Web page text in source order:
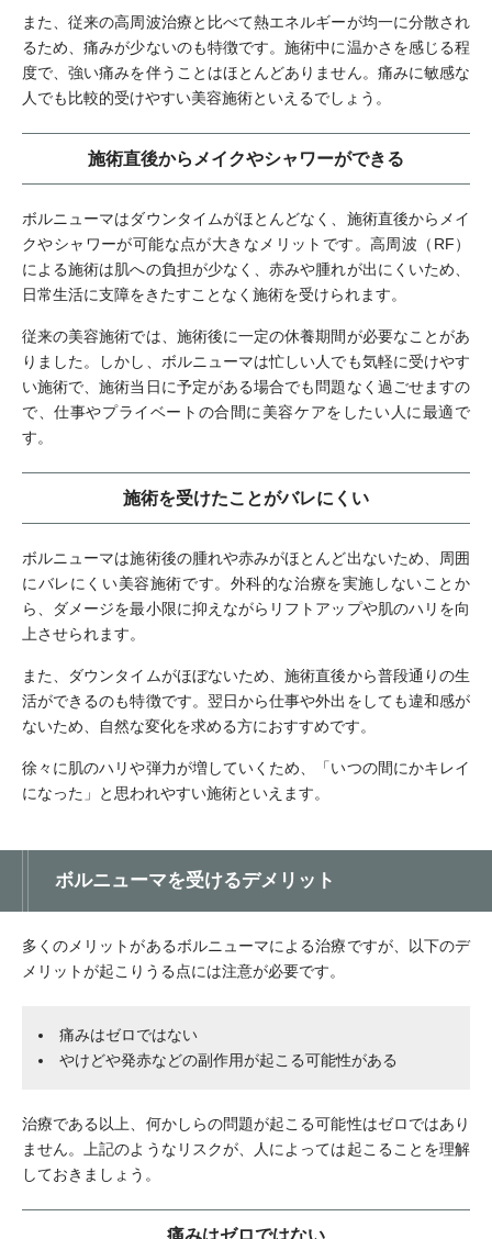
また、従来の高周波治療と比べて熱エネルギーが均一に分散され
るため、痛みが少ないのも特徴です。施術中に温かさを感じる程
度で、強い痛みを伴うことはほとんどありません。痛みに敏感な
人でも比較的受けやすい美容施術といえるでしょう。
施術直後からメイクやシャワーができる
ボルニューマはダウンタイムがほとんどなく、施術直後からメイ
クやシャワーが可能な点が大きなメリットです。高周波（RF）
による施術は肌への負担が少なく、赤みや腫れが出にくいため、
日常生活に支障をきたすことなく施術を受けられます。
従来の美容施術では、施術後に一定の休養期間が必要なことがあ
りました。しかし、ボルニューマは忙しい人でも気軽に受けやす
い施術で、施術当日に予定がある場合でも問題なく過ごせますの
で、仕事やプライベートの合間に美容ケアをしたい人に最適で
す。
施術を受けたことがバレにくい
ボルニューマは施術後の腫れや赤みがほとんど出ないため、周囲
にバレにくい美容施術です。外科的な治療を実施しないことか
ら、ダメージを最小限に抑えながらリフトアップや肌のハリを向
上させられます。
また、ダウンタイムがほぼないため、施術直後から普段通りの生
活ができるのも特徴です。翌日から仕事や外出をしても違和感が
ないため、自然な変化を求める方におすすめです。
徐々に肌のハリや弾力が増していくため、「いつの間にかキレイ
になった」と思われやすい施術といえます。
ボルニューマを受けるデメリット
多くのメリットがあるボルニューマによる治療ですが、以下のデ
メリットが起こりうる点には注意が必要です。
痛みはゼロではない
やけどや発赤などの副作用が起こる可能性がある
治療である以上、何かしらの問題が起こる可能性はゼロではあり
ません。上記のようなリスクが、人によっては起こることを理解
しておきましょう。
痛みはゼロではない